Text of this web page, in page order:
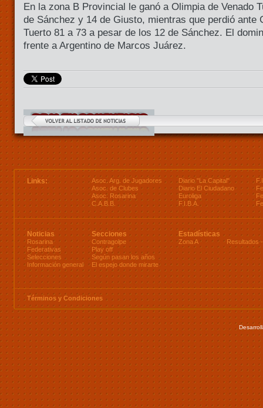
En la zona B Provincial le ganó a Olimpia de Venado
de Sánchez y 14 de Giusto, mientras que perdió ante
Tuerto 81 a 73 a pesar de los 12 de Sánchez. El
frente a Argentino de Marcos Juárez.
Links:
Asoc. Arg. de Jugadores
Asoc. de Clubes
Asoc. Rosarina
C.A.B.B.
Diario "La Capital"
Diario El Ciudadano
Euroliga
F.I.B.A.
Noticias
Rosarina
Federativas
Selecciones
Información general
Secciones
Contragolpe
Play off
Según pasan los años
El espejo donde mirarte
Estadísticas
Zona A Resultados
Términos y Condiciones